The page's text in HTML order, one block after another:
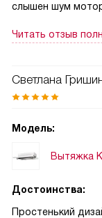
слышен шум
прекрасно
фильтр, это тоже
Читать отзыв
Светлана
Модель:
Вытяжка
Достоинства:
Простенький